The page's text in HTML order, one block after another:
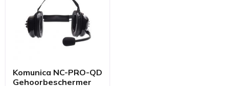
Komunica NC-PRO-QD
Gehoorbeschermer